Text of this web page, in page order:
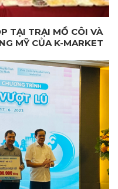
TẠI TRẠI MỒ CÔI VÀ
MỸ CỦA K-MARKET